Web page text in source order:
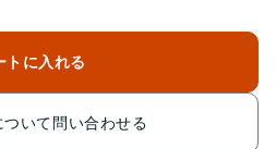
トに入れる
ついて問い合わせる